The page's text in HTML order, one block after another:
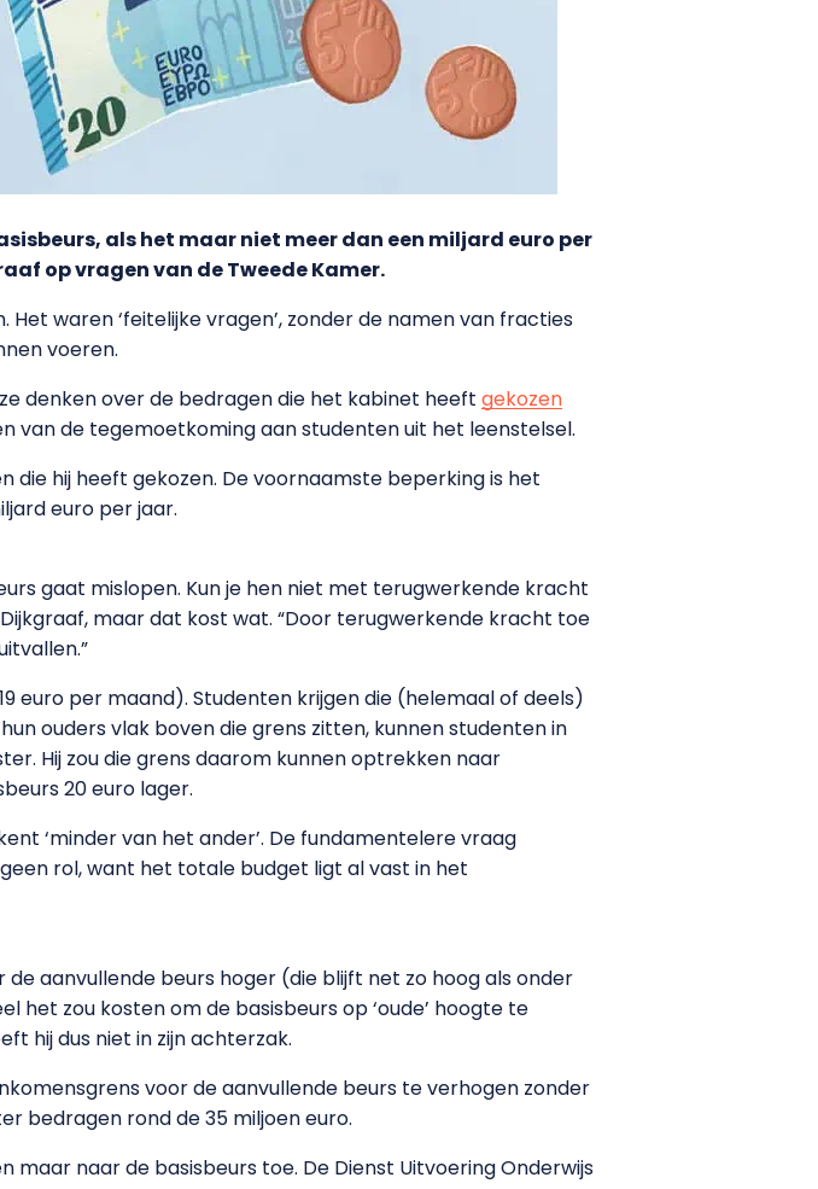
als het maar niet meer dan een miljard euro per
op vragen van de Tweede Kamer.
waren ‘feitelijke vragen’, zonder de namen van fracties
voeren.
denken over de bedragen die het kabinet heeft gekozen
van de tegemoetkoming aan studenten uit het leenstelsel.
die hij heeft gekozen. De voornaamste beperking is het
euro per jaar.
gaat mislopen. Kun je hen niet met terugwerkende kracht
maar dat kost wat. “Door terugwerkende kracht toe
euro per maand). Studenten krijgen die (helemaal of deels)
ouders vlak boven die grens zitten, kunnen studenten in
Hij zou die grens daarom kunnen optrekken naar
20 euro lager.
‘minder van het ander’. De fundamentelere vraag
rol, want het totale budget ligt al vast in het
aanvullende beurs hoger (die blijft net zo hoog als onder
zou kosten om de basisbeurs op ‘oude’ hoogte te
hij dus niet in zijn achterzak.
voor de aanvullende beurs te verhogen zonder
bedragen rond de 35 miljoen euro.
naar de basisbeurs toe. De Dienst Uitvoering Onderwijs